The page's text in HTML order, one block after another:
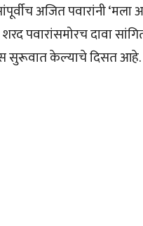
अजित पवारांनी
पवारांसमोरच दावा
सुरूवात केल्याचे दिसत आहे.